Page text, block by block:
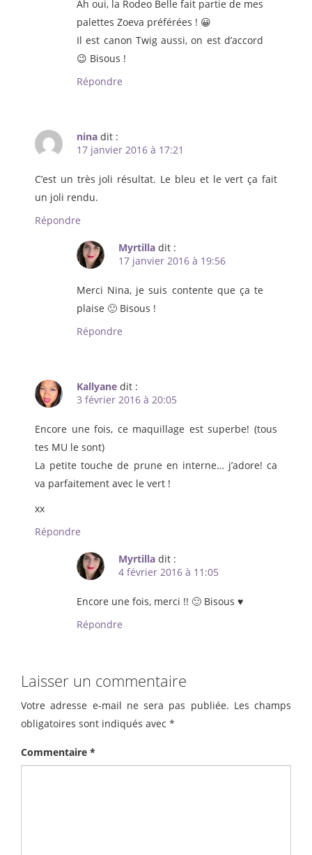
Ah oui, la Rodeo Belle fait partie de mes
palettes Zoeva préférées ! 😀
Il est canon Twig aussi, on est d’accord
😉 Bisous !
Répondre
nina dit :
17 janvier 2016 à 17:21
C’est un très joli résultat. Le bleu et le vert ça fait
un joli rendu.
Répondre
Myrtilla dit :
17 janvier 2016 à 19:56
Merci Nina, je suis contente que ça te
plaise 🙂 Bisous !
Répondre
Kallyane dit :
3 février 2016 à 20:05
Encore une fois, ce maquillage est superbe! (tous
tes MU le sont)
La petite touche de prune en interne… j’adore! ca
va parfaitement avec le vert !
xx
Répondre
Myrtilla dit :
4 février 2016 à 11:05
Encore une fois, merci !! 🙂 Bisous ♥
Répondre
Laisser un commentaire
Votre adresse e-mail ne sera pas publiée. Les champs
obligatoires sont indiqués avec *
Commentaire *